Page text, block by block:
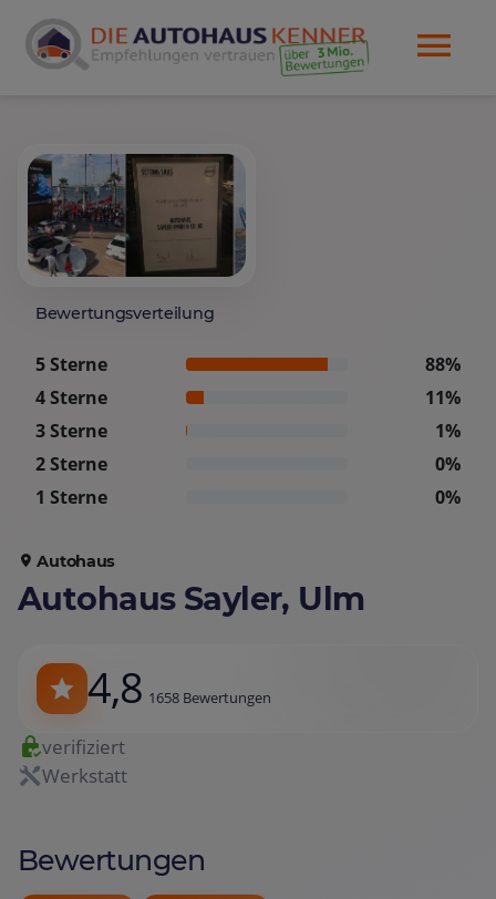
Bewertungsverteilung
5 Sterne
88%
4 Sterne
11%
3 Sterne
1%
2 Sterne
0%
1 Sterne
0%
Autohaus
Autohaus Sayler, Ulm
4,8 1658 Bewertungen
verifiziert
Werkstatt
Bewertungen